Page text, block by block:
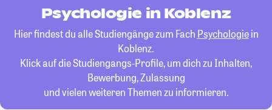
Psychologie in Koblenz
Hier findest du alle Studiengänge zum Fach Psychologiein
Koblenz.
Klick auf die Studiengangs-Profile, um dich zu Inhalten,
Bewerbung, Zulassung
und vielen weiteren Themen zu informieren.